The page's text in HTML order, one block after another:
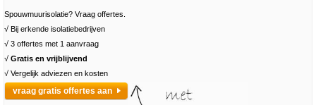
Spouwmuurisolatie? Vraag offertes.
√ Bij erkende isolatiebedrijven
√ 3 offertes met 1 aanvraag
√ Gratis en vrijblijvend
√ Vergelijk adviezen en kosten
vraag gratis offertes aan